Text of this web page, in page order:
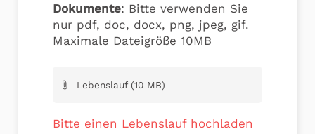
Dokumente: Bitte verwenden Sie
nur pdf, doc, docx, png, jpeg, gif.
Maximale Dateigröße 10MB
attach_file Lebenslauf (10 MB)
Bitte einen Lebenslauf hochladen